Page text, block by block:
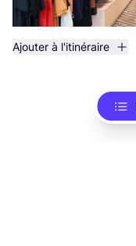
Ajouter à l'itinéraire